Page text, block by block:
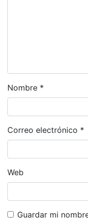
Nombre *
Correo electrónico *
Web
Guardar mi